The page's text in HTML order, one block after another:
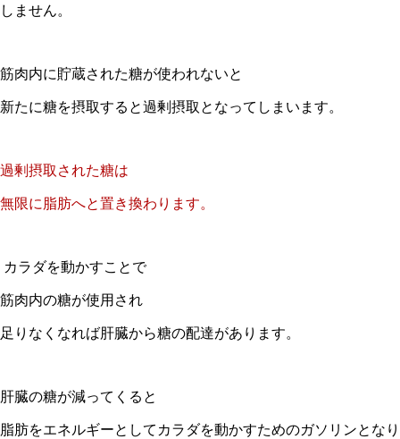
しません。
筋肉内に貯蔵された糖が使われないと
新たに糖を摂取すると過剰摂取となってしまいます。
過剰摂取された糖は
無限に脂肪へと置き換わります。
カラダを動かすことで
筋肉内の糖が使用され
足りなくなれば肝臓から糖の配達があります。
肝臓の糖が減ってくると
脂肪をエネルギーとしてカラダを動かすためのガソリンとなり